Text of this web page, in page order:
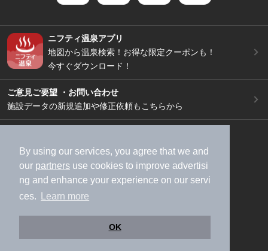
By using our services, you agree that we and
our partners use cookies to improve advertisi
ng and enhance your experience on our servi
ces.
Learn more
OK
ニフティ温泉アプリ
地図から温泉検索！お得な限定クーポンも！
今すぐダウンロード！
ご意見ご要望 ・お問い合わせ
施設データの新規追加や修正依頼もこちらから
加盟店募集（資料請求）
広告出稿のご案内
利用規約
ライフスタイルMEMBERS+規約
特定商取引法に基づく表記
ヘルプ
採用情報
運営会社